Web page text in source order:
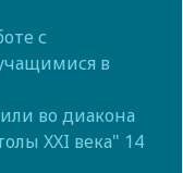
с
в
во диакона
XXI века" 14